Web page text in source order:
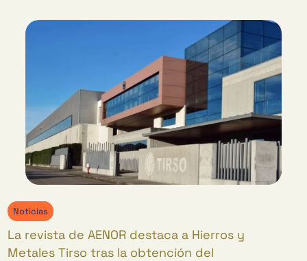
Noticias
La revista de AENOR destaca a Hierros y
Metales Tirso tras la obtención del